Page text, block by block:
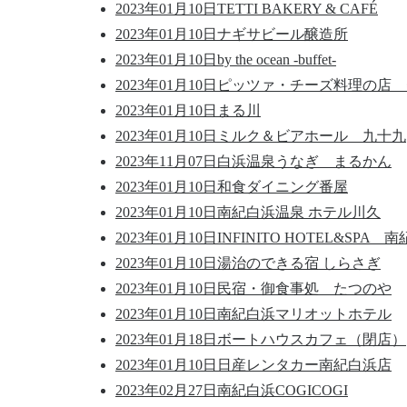
2023年01月10日 TETTI BAKERY & CAFÉ
2023年01月10日 ナギサビール醸造所
2023年01月10日 by the ocean -buffet-
2023年01月10日 ピッツァ・チーズ料理の店
2023年01月10日 まる川
2023年01月10日 ミルク＆ビアホール 九十九
2023年11月07日 白浜温泉うなぎ まるかん
2023年01月10日 和食ダイニング番屋
2023年01月10日 南紀白浜温泉 ホテル川久
2023年01月10日 INFINITO HOTEL&SPA 南
2023年01月10日 湯治のできる宿 しらさぎ
2023年01月10日 民宿・御食事処 たつのや
2023年01月10日 南紀白浜マリオットホテル
2023年01月18日 ボートハウスカフェ（閉店）
2023年01月10日 日産レンタカー南紀白浜店
2023年02月27日 南紀白浜COGICOGI